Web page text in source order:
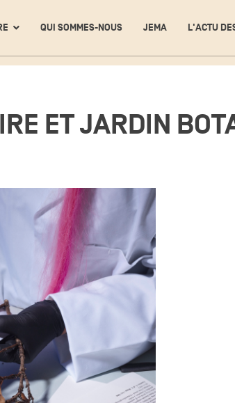
QUI SOMMES-NOUS JEMA L'ACTU
ET JARDIN